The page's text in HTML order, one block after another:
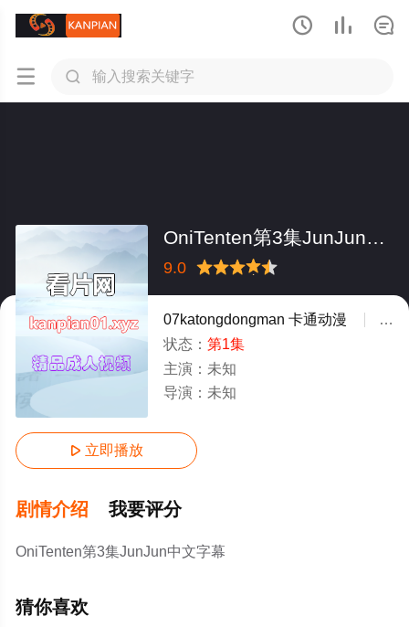
  
 
OniTenten第3集JunJun中文字幕
9.0
推荐力荐
07katongdongman 卡通动漫
未
状态： 第1集
主演： 未知
导演： 未知
 立即播放
剧情介绍 我要评分
OniTenten第3集JunJun中文字幕
猜你喜欢